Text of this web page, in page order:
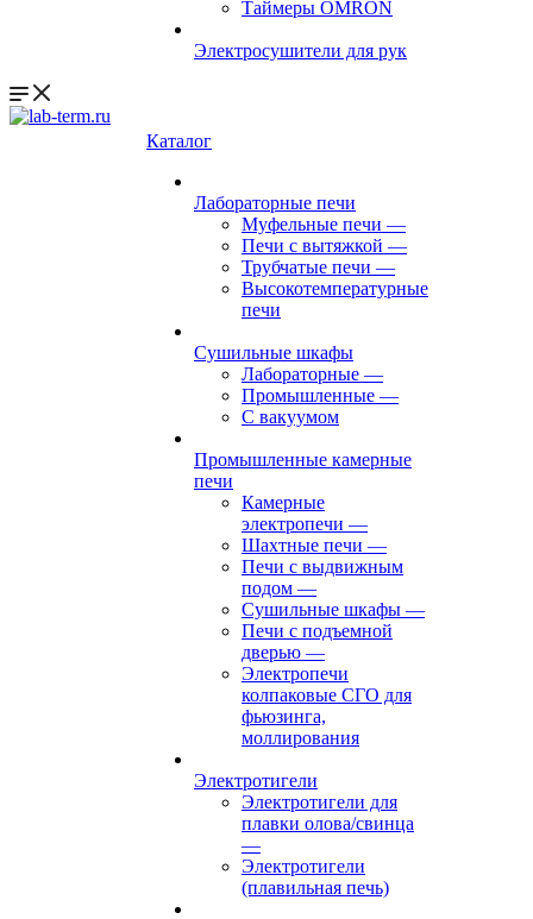
Таймеры OMRON
Электросушители для рук
Каталог
Лабораторные печи
Муфельные печи —
Печи с вытяжкой —
Трубчатые печи —
Высокотемпературные
печи
Сушильные шкафы
Лабораторные —
Промышленные —
С вакуумом
Промышленные камерные
печи
Камерные
электропечи —
Шахтные печи —
Печи с выдвижным
подом —
Сушильные шкафы —
Печи с подъемной
дверью —
Электропечи
колпаковые СГО для
фьюзинга,
моллирования
Электротигели
Электротигели для
плавки олова/свинца
—
Электротигели
(плавильная печь)